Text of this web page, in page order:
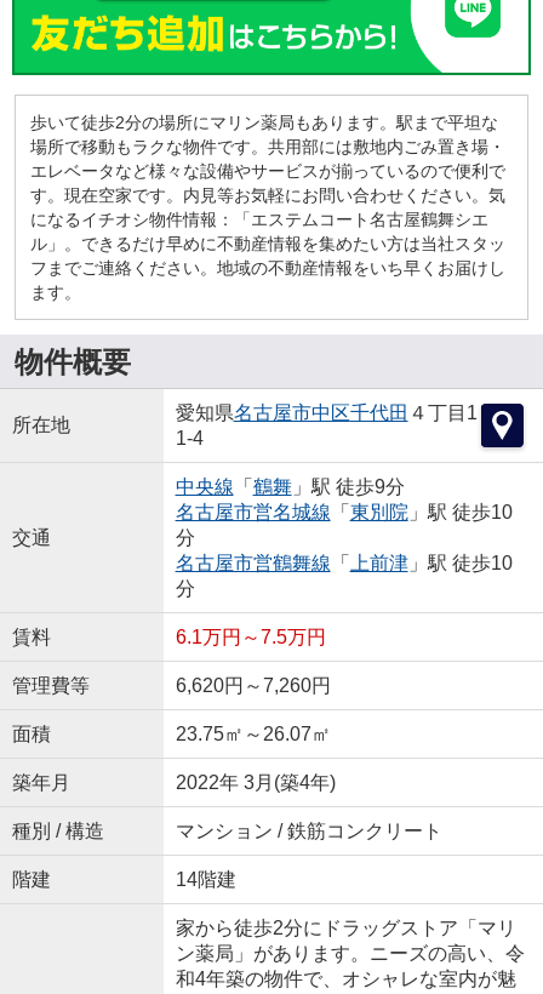
歩いて徒歩2分の場所にマリン薬局もあります。駅まで平坦な
場所で移動もラクな物件です。共用部には敷地内ごみ置き場・
エレベータなど様々な設備やサービスが揃っているので便利で
す。現在空家です。内見等お気軽にお問い合わせください。気
になるイチオシ物件情報：「エステムコート名古屋鶴舞シエ
ル」。できるだけ早めに不動産情報を集めたい方は当社スタッ
フまでご連絡ください。地域の不動産情報をいち早くお届けし
ます。
物件概要
所在地
愛知県名古屋市中区千代田 ４丁目1
1-4
交通
中央線 「 鶴舞」駅 徒歩9分
名古屋市営名城線 「 東別院」駅 徒歩10
分
名古屋市営鶴舞線 「 上前津」駅 徒歩10
分
賃料 6.1万円～7.5万円
管理費等 6,620円～7,260円
面積 23.75㎡～26.07㎡
築年月 2022年 3月(築4年)
種別 / 構造 マンション / 鉄筋コンクリート
階建 14階建
家から徒歩2分にドラッグストア「マリ
ン薬局」があります。ニーズの高い、令
和4年築の物件で、オシャレな室内が魅